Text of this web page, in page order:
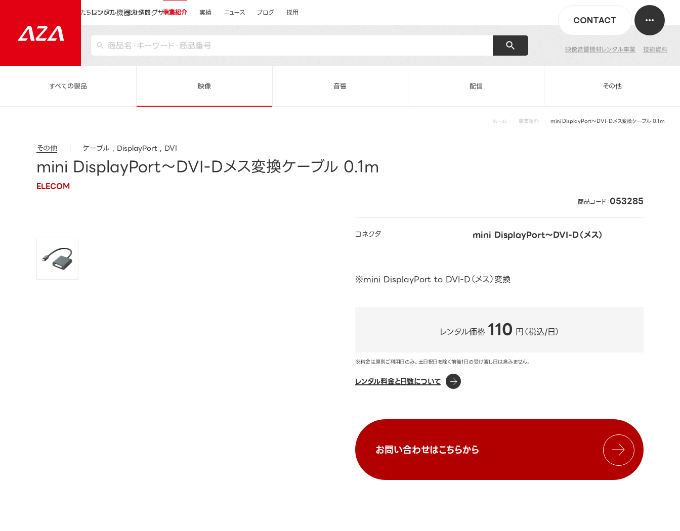
レンタル機器カタログサイト
映像音響機材レンタル事業 技術資料
CONTACT
私たちについて 会社情報 事業紹介 実績 ニュース ブログ 採用
すべての製品 映像 音響 配信 その他
ホーム 事業紹介 mini DisplayPort～DVI-Dメス変換ケーブル 0.1m
その他 ケーブル DisplayPort DVI
mini DisplayPort～DVI-Dメス変換ケーブル 0.1m
ELECOM
商品コード：053285
コネクタ mini DisplayPort～DVI-D（メス）
※mini DisplayPort to DVI-D（メス）変換
レンタル価格 110 円（税込/日）
※料金は原則ご利用日のみ。土日祝日を除く前後1日の受け渡し日は含みません。
レンタル料金と日数について
お問い合わせはこちらから